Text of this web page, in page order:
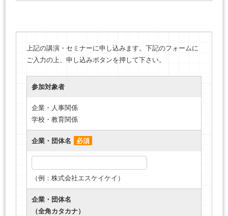
上記の講演・セミナーに申し込みます。下記のフォームに
ご入力の上、申し込みボタンを押して下さい。
参加対象者
企業・人事関係
学校・教育関係
企業・団体名 必須
（例：株式会社エスケイケイ）
企業・団体名
（全角カタカナ）